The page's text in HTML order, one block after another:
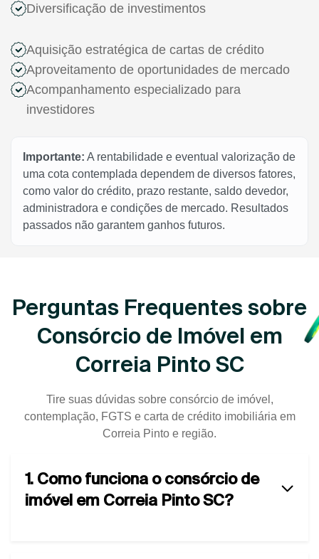
Diversificação de investimentos
Aquisição estratégica de cartas de crédito
Aproveitamento de oportunidades de mercado
Acompanhamento especializado para
investidores
Importante: A rentabilidade e eventual valorização de
uma cota contemplada dependem de diversos fatores,
como valor do crédito, prazo restante, saldo devedor,
administradora e condições de mercado. Resultados
passados não garantem ganhos futuros.
Perguntas Frequentes sobre
Consórcio de Imóvel em
Correia Pinto SC
Tire suas dúvidas sobre consórcio de imóvel,
contemplação, FGTS e carta de crédito imobiliária em
Correia Pinto e região.
1. Como funciona o consórcio de
imóvel em Correia Pinto SC?